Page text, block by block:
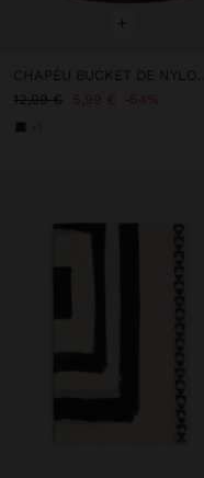
+
12,99 €
5,99 € 54%